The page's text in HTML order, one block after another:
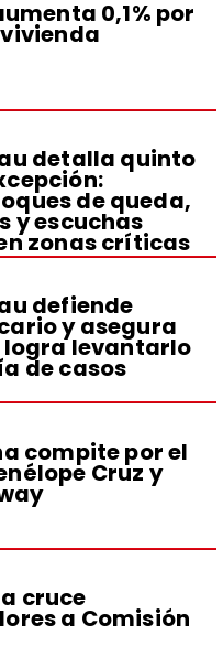
0,1% por
detalla quinto
de queda,
y escuchas
zonas críticas
defiende
y asegura
logra levantarlo
de casos
compite por el
Cruz y
cruce
a Comisión